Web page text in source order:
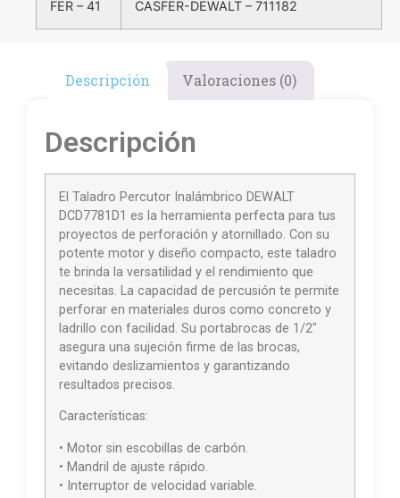
FER – 41 CASFER-DEWALT – 711182
Descripción Valoraciones (0)
Descripción
El Taladro Percutor Inalámbrico DEWALT
DCD7781D1 es la herramienta perfecta para tus
proyectos de perforación y atornillado. Con su
potente motor y diseño compacto, este taladro
te brinda la versatilidad y el rendimiento que
necesitas. La capacidad de percusión te permite
perforar en materiales duros como concreto y
ladrillo con facilidad. Su portabrocas de 1/2″
asegura una sujeción firme de las brocas,
evitando deslizamientos y garantizando
resultados precisos.
Características:
• Motor sin escobillas de carbón.
• Mandril de ajuste rápido.
• Interruptor de velocidad variable.